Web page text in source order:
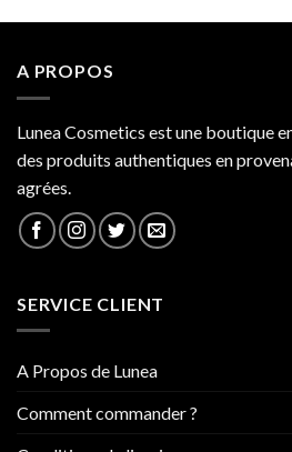
A PROPOS
Lunea Cosmetics est une boutique
des produits authentiques en
agrées.
SERVICE CLIENT
A Propos de Lunea
Comment commander ?